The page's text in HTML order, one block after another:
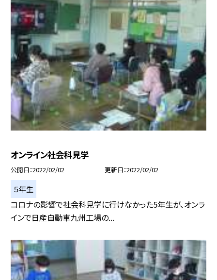
オンライン社会科見学
公開日 2022/02/02 更新日 2022/02/02
５年生
コロナの影響で社会科見学に行けなかった5年生が、オンラ
インで日産自動車九州工場の...